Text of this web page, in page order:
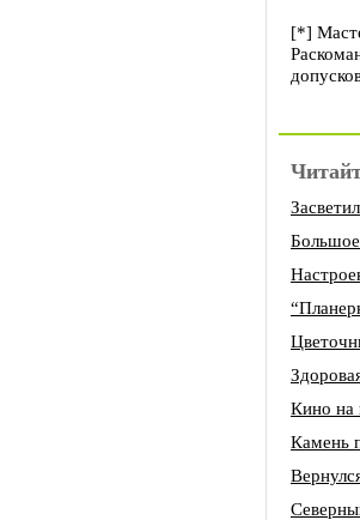
[*]
Кино на
Камень